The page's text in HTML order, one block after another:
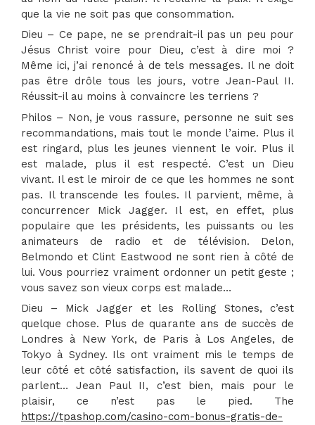
que la vie ne soit pas que consommation.
Dieu – Ce pape, ne se prendrait-il pas un peu pour
Jésus Christ voire pour Dieu, c’est à dire moi ?
Même ici, j’ai renoncé à de tels messages. Il ne doit
pas être drôle tous les jours, votre Jean-Paul II.
Réussit-il au moins à convaincre les terriens ?
Philos – Non, je vous rassure, personne ne suit ses
recommandations, mais tout le monde l’aime. Plus il
est ringard, plus les jeunes viennent le voir. Plus il
est malade, plus il est respecté. C’est un Dieu
vivant. Il est le miroir de ce que les hommes ne sont
pas. Il transcende les foules. Il parvient, même, à
concurrencer Mick Jagger. Il est, en effet, plus
populaire que les présidents, les puissants ou les
animateurs de radio et de télévision. Delon,
Belmondo et Clint Eastwood ne sont rien à côté de
lui. Vous pourriez vraiment ordonner un petit geste ;
vous savez son vieux corps est malade…
Dieu – Mick Jagger et les Rolling Stones, c’est
quelque chose. Plus de quarante ans de succès de
Londres à New York, de Paris à Los Angeles, de
Tokyo à Sydney. Ils ont vraiment mis le temps de
leur côté et côté satisfaction, ils savent de quoi ils
parlent… Jean Paul II, c’est bien, mais pour le
plaisir, ce n’est pas le pied. The
https://tpashop.com/casino-com-bonus-gratis-de-